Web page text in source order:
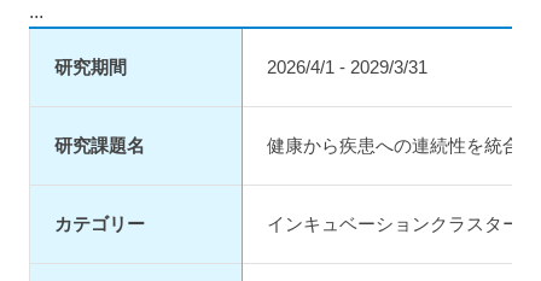
...
研究期間 2026/4/1 - 2029/3/31
研究課題名 健康から疾患への連続性を統合
カテゴリー インキュベーションクラスター